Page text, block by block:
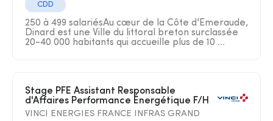
CDD
250 à 499 salariésAu cœur de la Côte d'Emeraude,
Dinard est une Ville du littoral breton surclassée
20-40 000 habitants qui accueille plus de 10 ...
Stage PFE Assistant Responsable
d'Affaires Performance Énergétique F/H
VINCI ENERGIES FRANCE INFRAS GRAND